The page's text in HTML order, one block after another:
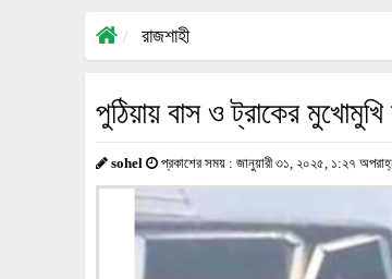
রাজশাহী
পুঠিয়ায় বাস ও ট্রাকের
sohel প্রকাশের সময় : জানুয়ারী ৩১, ২০২৫, ১:২৭